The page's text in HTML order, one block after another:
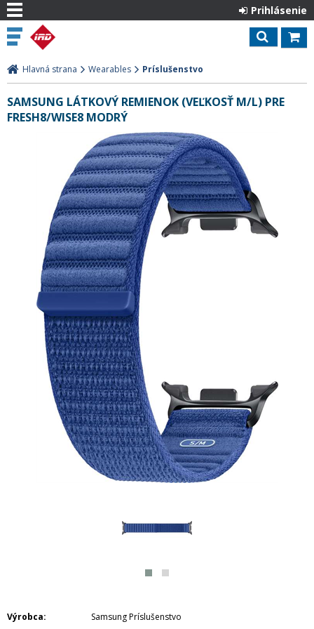
Prihlásenie
Hlavná strana Wearables Príslušenstvo
SAMSUNG LÁTKOVÝ REMIENOK (VEĽKOSŤ M/L) PRE
FRESH8/WISE8 MODRÝ
Výrobca Samsung Príslušenstvo